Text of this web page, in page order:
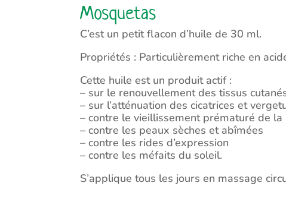
Mosquetas
C’est un petit flacon d’huile de 30 ml.
Propriétés : Particulièrement riche en
Cette huile est un produit actif :
– sur le renouvellement des tissus
– sur l’atténuation des cicatrices et
– contre le vieillissement prématuré de la
– contre les peaux sèches et abîmées
– contre les rides d’expression
– contre les méfaits du soleil.
S’applique tous les jours en massage